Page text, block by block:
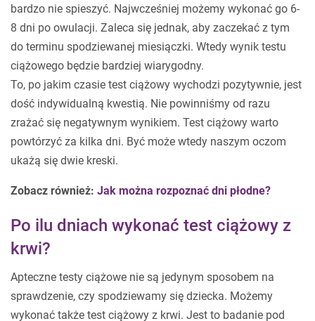
bardzo nie spieszyć. Najwcześniej możemy wykonać go 6-
8 dni po owulacji. Zaleca się jednak, aby zaczekać z tym
do terminu spodziewanej miesiączki. Wtedy wynik testu
ciążowego będzie bardziej wiarygodny.
To, po jakim czasie test ciążowy wychodzi pozytywnie, jest
dość indywidualną kwestią. Nie powinniśmy od razu
zrażać się negatywnym wynikiem. Test ciążowy warto
powtórzyć za kilka dni. Być może wtedy naszym oczom
ukażą się dwie kreski.
Zobacz również: Jak można rozpoznać dni płodne?
Po ilu dniach wykonać test ciążowy z
krwi?
Apteczne testy ciążowe nie są jedynym sposobem na
sprawdzenie, czy spodziewamy się dziecka. Możemy
wykonać także test ciążowy z krwi. Jest to badanie pod